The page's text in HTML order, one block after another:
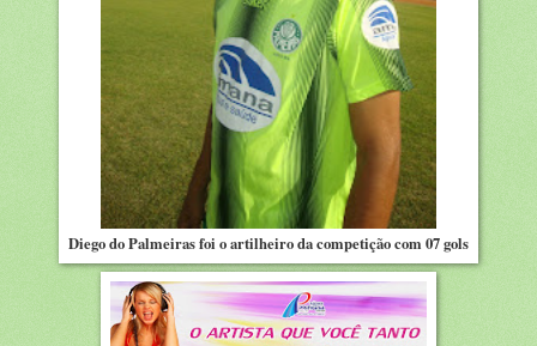
Diego do Palmeiras foi o artilheiro da competição com 07 gols